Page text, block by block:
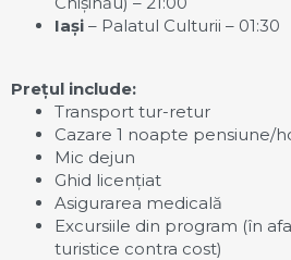
Iași – Palatul Culturii – 01:30
Prețul include:
Transport tur-retur
Cazare 1 noapte pensiune/
Mic dejun
Ghid licențiat
Asigurarea medicală
Excursiile din program (în
turistice contra cost)